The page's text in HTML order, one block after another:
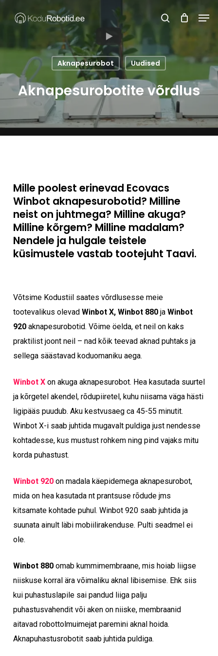
content
search
Aknapesurobot Uudised
Aknapesurobotite võrdlus
Mille poolest erinevad Ecovacs
Winbot aknapesurobotid? Milline
neist on juhtmega? Milline akuga?
Milline kõrgem? Milline madalam?
Nendele ja hulgale teistele
küsimustele vastab tootejuht Taavi.
Võtsime Kodustiil saates võrdlusesse meie
tootevalikus olevad Winbot X, Winbot 880 jaWinbot
920 aknapesurobotid. Võime öelda, et neil on kaks
praktilist joont neil – nad kõik teevad aknad puhtaks ja
sellega säästavad koduomaniku aega.
Winbot Xon akuga aknapesurobot. Hea kasutada suurtel
ja kõrgetel akendel, rõdupiiretel, kuhu niisama väga hästi
ligipääs puudub. Aku kestvusaeg ca 45-55 minutit.
Winbot X-i saab juhtida mugavalt puldiga just nendesse
kohtadesse, kus mustust rohkem ning pind vajaks mitu
korda puhastust.
Winbot 920on madala käepidemega aknapesurobot,
mida on hea kasutada nt prantsuse rõdude jms
kitsamate kohtade puhul. Winbot 920 saab juhtida ja
suunata ainult läbi mobiilirakenduse. Pulti seadmel ei
ole.
Winbot 880 omab kummimembraane, mis hoiab liigse
niiskuse korral ära võimaliku aknal libisemise. Ehk siis
kui puhastuslapile sai pandud liiga palju
puhastusvahendit või aken on niiske, membraanid
aitavad robottolmuimejat paremini aknal hoida.
Aknapuhastusrobotit saab juhtida puldiga.